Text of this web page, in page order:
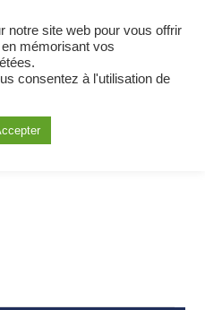
notre site web pour vous offrir
mémorisant vos
consentez à l'utilisation de